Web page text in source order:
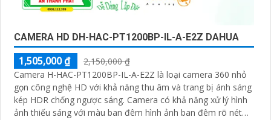
CAMERA HD DH-HAC-PT1200BP-IL-A-E2Z DAHUA
1,505,000 ₫
2,150,000 ₫
Camera H-HAC-PT1200BP-IL-A-E2Z là loại camera 360 nhỏ
gọn công nghệ HD với khả năng thu âm và trang bị ánh sáng
kép HDR chống ngược sáng. Camera có khả năng xử lý hình
ảnh thiếu sáng với màu ban đêm hình ảnh ban đêm rõ nét